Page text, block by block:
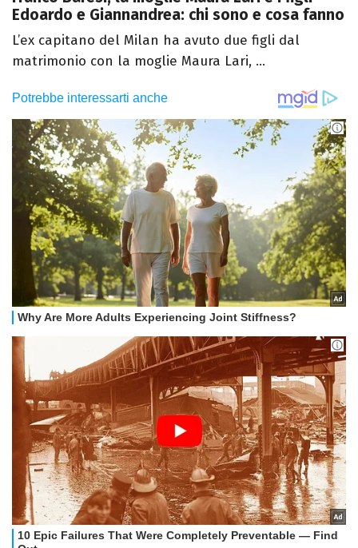
Edoardo e Giannandrea: chi sono e cosa fanno
L’ex capitano del Milan ha avuto due figli dal
matrimonio con la moglie Maura Lari, ...